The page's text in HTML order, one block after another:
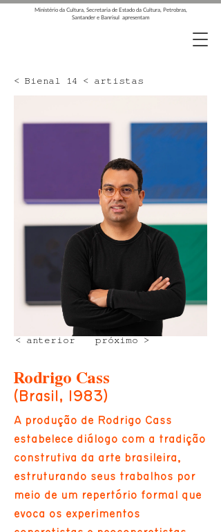
Ministério da Cultura, Secretaria de Estado da Cultura, Petrobras,
Santander e Banrisul apresentam
< Bienal 14 < artistas
próximo >
< anterior
Rodrigo Cass
(Brasil, 1983)
A produção de Rodrigo Cass
estabelece diálogo com a tradição
construtiva da arte brasileira,
estruturando seus trabalhos por
meio de um repertório formal que
evoca os experimentos